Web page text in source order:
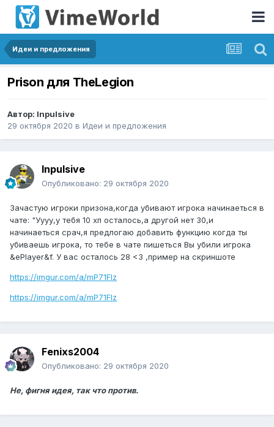
Идеи и предложения
Prison для TheLegion
Автор: Inpulsive
29 октября 2020 в Идеи и предложения
Inpulsive
Опубликовано: 29 октября 2020
Зачастую игроки призона,когда убивают игрока начинаеться в
чате: "Уууу,у тебя 10 хп осталось,а другой нет 30,и
начинаеться срач,я предлогаю добавить функцию когда ты
убиваешь игрока, то тебе в чате пишеться Вы убили игрока
&ePlayer&f. У вас осталось 28 <3 ,пример на скриншоте
https://imgur.com/a/mP71Flz
https://imgur.com/a/mP71Flz
Fenixs2004
Опубликовано: 29 октября 2020
Не, фигня идея, так что против.